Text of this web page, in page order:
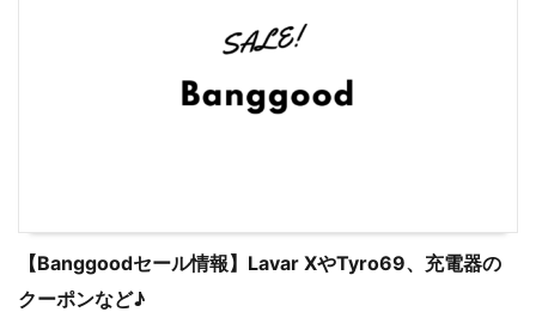
【Banggoodセール情報】Lavar XやTyro69、充電器の
クーポンなど♪